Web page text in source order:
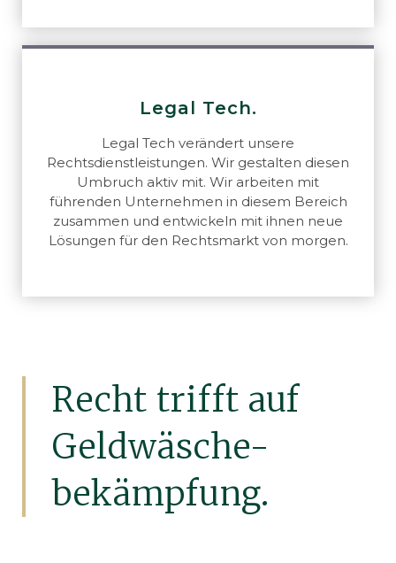
Legal Tech.
Legal Tech verändert unsere
Rechtsdienstleistungen. Wir gestalten diesen
Umbruch aktiv mit. Wir arbeiten mit
führenden Unternehmen in diesem Bereich
zusammen und entwickeln mit ihnen neue
Lösungen für den Rechtsmarkt von morgen.
Recht trifft auf
Geldwäsche-
bekämpfung.